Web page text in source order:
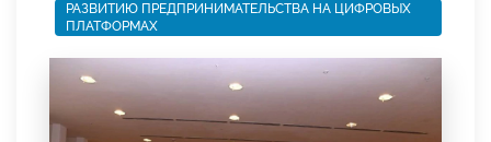
РАЗВИТИЮ ПРЕДПРИНИМАТЕЛЬСТВА НА ЦИФРОВЫХ
ПЛАТФОРМАХ